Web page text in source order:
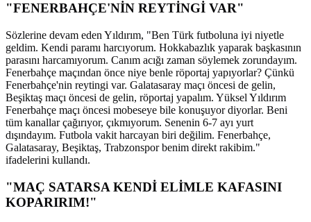
"FENERBAHÇE'NİN REYTİNGİ VAR"
Sözlerine devam eden Yıldırım, "Ben Türk futboluna iyi niyetle
geldim. Kendi paramı harcıyorum. Hokkabazlık yaparak başkasının
parasını harcamıyorum. Canım acığı zaman söylemek zorundayım.
Fenerbahçe maçından önce niye benle röportaj yapıyorlar? Çünkü
Fenerbahçe'nin reytingi var. Galatasaray maçı öncesi de gelin,
Beşiktaş maçı öncesi de gelin, röportaj yapalım. Yüksel Yıldırım
Fenerbahçe maçı öncesi mobeseye bile konuşuyor diyorlar. Beni
tüm kanallar çağırıyor, çıkmıyorum. Senenin 6-7 ayı yurt
dışındayım. Futbola vakit harcayan biri değilim. Fenerbahçe,
Galatasaray, Beşiktaş, Trabzonspor benim direkt rakibim."
ifadelerini kullandı.
"MAÇ SATARSA KENDİ ELİMLE KAFASINI
KOPARIRIM!"